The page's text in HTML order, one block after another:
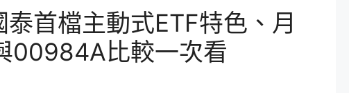
首檔主動式ETF特色、月
00984A比較一次看